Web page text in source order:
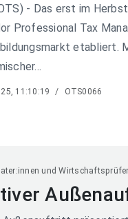
- Das erst im
Professional Tax
etabliert.
11:10:19 / OTS0066
und